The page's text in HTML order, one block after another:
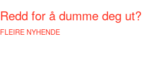
Redd for å dumme deg ut?
FLEIRE NYHENDE